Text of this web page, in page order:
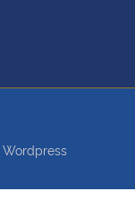
Wordpress